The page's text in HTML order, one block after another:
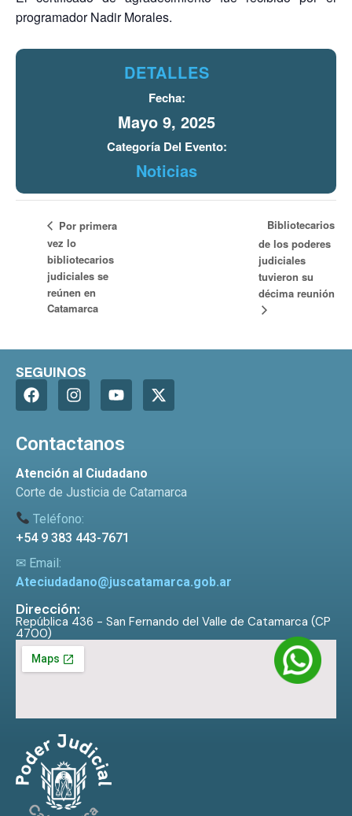
programador Nadir Morales.
DETALLES
Fecha:
Mayo 9, 2025
Categoría Del Evento:
Noticias
Por primera
vez lo
bibliotecarios
judiciales se
reúnen en
Catamarca
Bibliotecarios
de los poderes
judiciales
tuvieron su
décima reunión
SEGUINOS
Contactanos
Atención al Ciudadano
Corte de Justicia de Catamarca
Teléfono:
+54 9 383 443-7671
✉ Email:
Ateciudadano@juscatamarca.gob.ar
Dirección:
República 436 - San Fernando del Valle de Catamarca (CP
4700)